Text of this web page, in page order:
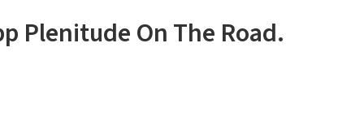
Plenitude On The Road.